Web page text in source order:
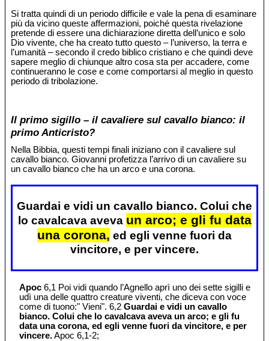
Si tratta quindi di un periodo difficile e vale la pena di esaminare
più da vicino queste affermazioni, poiché questa rivelazione
pretende di essere una dichiarazione diretta dell’unico e solo
Dio vivente, che ha creato tutto questo – l’universo, la terra e
l’umanità – secondo il credo biblico cristiano e che quindi deve
sapere meglio di chiunque altro cosa sta per accadere, come
continueranno le cose e come comportarsi al meglio in questo
periodo di tribolazione.
Il primo sigillo – il cavaliere sul cavallo bianco: il
primo Anticristo?
Nella Bibbia, questi tempi finali iniziano con il cavaliere sul
cavallo bianco. Giovanni profetizza l’arrivo di un cavaliere su
un cavallo bianco che ha un arco e una corona.
Guardai e vidi un cavallo bianco. Colui che
lo cavalcava aveva un arco; e gli fu data
una corona, ed egli venne fuori da
vincitore, e per vincere.
Apoc 6,1 Poi vidi quando l’Agnello aprì uno dei sette sigilli e
udì una delle quattro creature viventi, che diceva con voce
come di tuono:" Vieni". 6,2Guardai e vidi un cavallo
bianco. Colui che lo cavalcava aveva un arco; e gli fu
data una corona, ed egli venne fuori da vincitore, e per
vincere.Apoc 6,1-2;